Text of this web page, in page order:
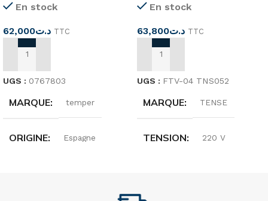
En stock
د.ت62,000 TTC
AJOUTER AU PANIER
UGS : 0767803
MARQUE temper
ORIGINE Espagne
En stock
د.ت63,800 TTC
AJOUTER AU PANIER
UGS : FTV-04 TNS052
MARQUE TENSE
TENSION 220 V